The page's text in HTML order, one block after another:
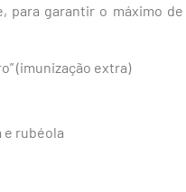
para garantir o máximo
(imunização extra)
e rubéola